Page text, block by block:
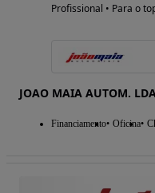
Profissional • Para o
JOAO MAIA AUTOM. LDA
Financiamento Oficina